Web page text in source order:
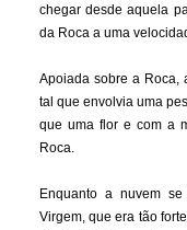
chegar desde aquela
da Roca a uma
Apoiada sobre a Roca,
tal que envolvia uma
que uma flor e com a
Roca.
Enquanto a nuvem
Virgem, que era tão